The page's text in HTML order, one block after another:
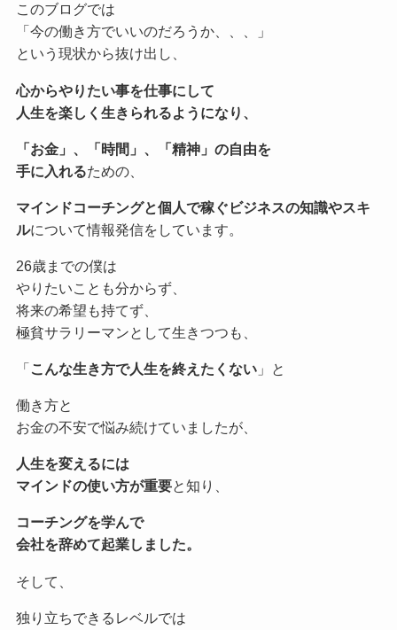
このブログでは
「今の働き方でいいのだろうか、、、」
という現状から抜け出し、
心からやりたい事を仕事にして
人生を楽しく生きられるようになり、
「お金」、「時間」、「精神」の自由を
手に入れるための、
マインドコーチングと個人で稼ぐビジネスの知識やスキ
ルについて情報発信をしています。
26歳までの僕は
やりたいことも分からず、
将来の希望も持てず、
極貧サラリーマンとして生きつつも、
「こんな生き方で人生を終えたくない」と
働き方と
お金の不安で悩み続けていましたが、
人生を変えるには
マインドの使い方が重要と知り、
コーチングを学んで
会社を辞めて起業しました。
そして、
独り立ちできるレベルでは